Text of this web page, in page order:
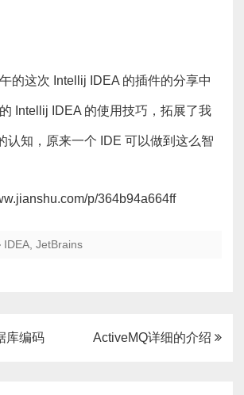
的这次 Intellij IDEA 的插件的分享中
Intellij IDEA 的使用技巧，拓展了我
认知，原来一个 IDE 可以做到这么智
p/364b94a664ff
IDEA JetBrains
库编码 ActiveMQ详细的介绍